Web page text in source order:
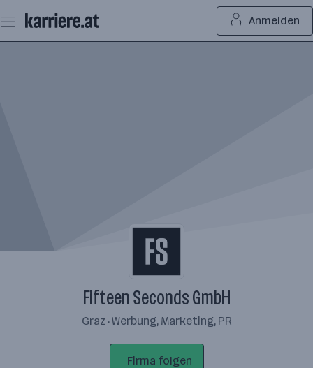
Seiteninhalt
springen
Anmelden
Fifteen Seconds GmbH
Graz · Werbung, Marketing, PR
Firma folgen